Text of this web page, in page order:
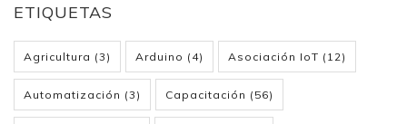
ETIQUETAS
Agricultura (3) Arduino (4) Asociación IoT (12)
Automatización (3) Capacitación (56)